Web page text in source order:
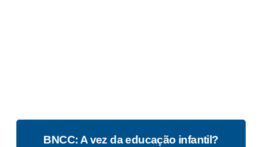
BNCC: A vez da educação infantil?